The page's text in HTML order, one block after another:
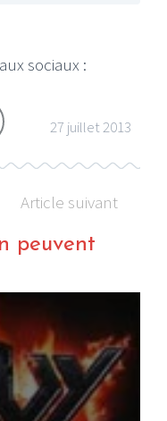
sociaux :
27 juillet 2013
Article suivant
peuvent